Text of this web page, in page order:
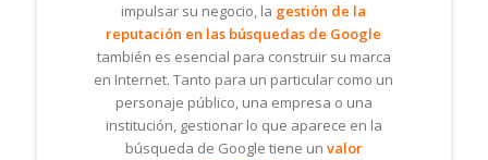
impulsar su negocio, la gestión de la
reputación en las búsquedas de Google
también es esencial para construir su marca
en Internet. Tanto para un particular como un
personaje público, una empresa o una
institución, gestionar lo que aparece en la
búsqueda de Google tiene un valor